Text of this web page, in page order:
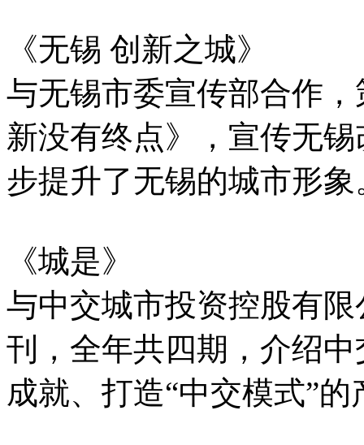
《无锡 创新之城》
与无锡市委宣传部合作
新没有终点》，宣传无
步提升了无锡的城市形象
《城是》
与中交城市投资控股有
刊，全年共四期，介绍
成就、打造“中交模式”